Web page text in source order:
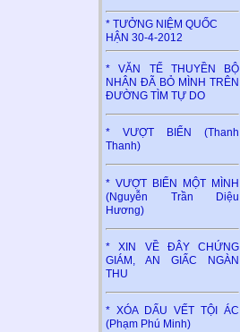
* TƯỞNG NIỆM QUỐC
HẬN 30-4-2012
* VĂN TẾ THUYỀN BỘ
NHÂN ĐÃ BỎ MÌNH TRÊN
ĐƯỜNG TÌM TỰ DO
* VƯỢT BIỂN (Thanh
Thanh)
* VƯỢT BIỂN MỘT MÌNH
(Nguyễn Trần Diệu
Hương)
* XIN VỀ ĐÂY CHỨNG
GIÁM, AN GIẤC NGÀN
THU
* XÓA DẤU VẾT TỘI ÁC
(Phạm Phú Minh)